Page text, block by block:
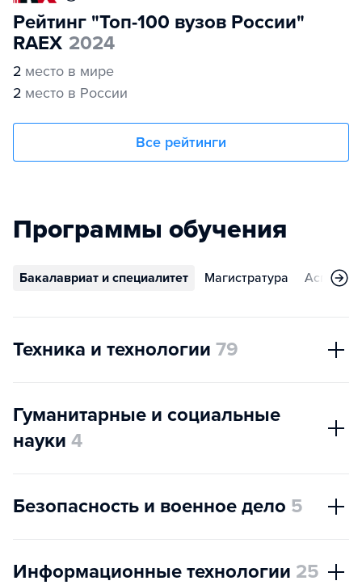
Рейтинг "Топ-100 вузов России"
RAEX 2024
2 место в мире
2 место в России
Все рейтинги
Программы обучения
Бакалавриат и специалитет Магистратура
Техника и технологии 79
Гуманитарные и социальные
науки 4
Безопасность и военное дело 5
Информационные технологии 25